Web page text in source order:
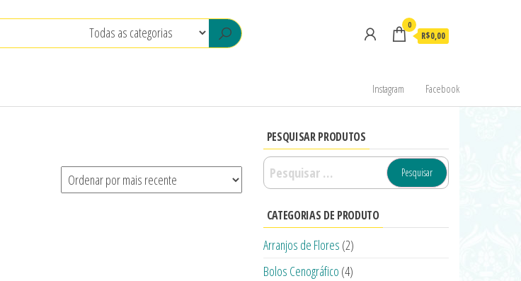
0
R$0,00
Instagram Facebook
PESQUISAR PRODUTOS
CATEGORIAS DE PRODUTO
Arranjos de Flores (2)
Bolos Cenográfico (4)